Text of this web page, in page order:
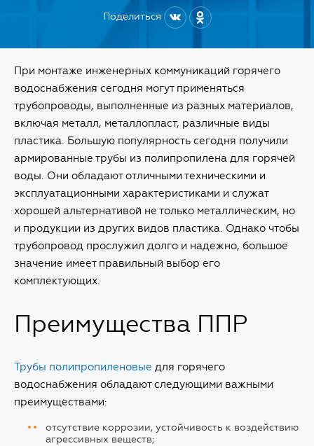
Поделиться
При монтаже инженерных коммуникаций горячего
водоснабжения сегодня могут применяться
трубопроводы, выполненные из разных материалов,
включая металл, металлопласт, различные виды
пластика. Большую популярность сегодня получили
армированные трубы из полипропилена для горячей
воды. Они обладают отличными техническими и
эксплуатационными характеристиками и служат
хорошей альтернативой не только металлическим, но
и продукции из других видов пластика. Однако чтобы
трубопровод прослужил долго и надежно, большое
значение имеет правильный выбор его
комплектующих.
Преимущества ППР
Трубы полипропиленовые для горячего
водоснабжения обладают следующими важными
преимуществами:
отсутствие коррозии, устойчивость к воздействию
агрессивных веществ;